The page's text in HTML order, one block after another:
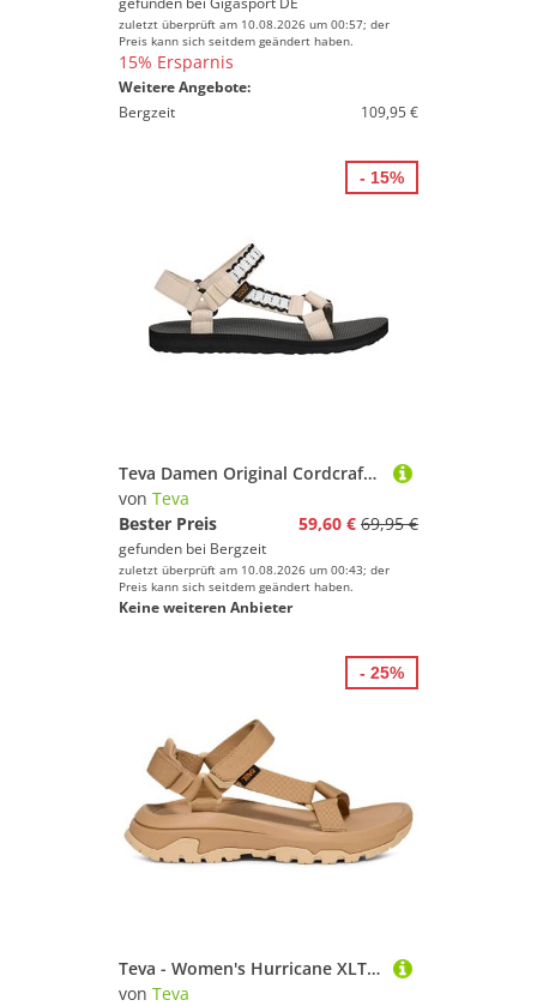
zuletzt überprüft am 10.08.2026 um 00:57; der
Preis kann sich seitdem geändert haben.
15% Ersparnis
Weitere Angebote:
Bergzeit
109,95 €
Teva Damen Original Cordcraft Sandale
von Teva
Bester Preis
59,60 € 69,95 €
gefunden bei Bergzeit
zuletzt überprüft am 10.08.2026 um 00:43; der
Preis kann sich seitdem geändert haben.
Keine weiteren Anbieter
- 15%
Teva - Women's Hurricane XLT3 - Sandalen Gr 42 beige
von Teva
- 25%